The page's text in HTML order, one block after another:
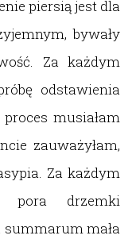
piersią jest dla
bywały
Za każdym
odstawienia
musiałam
zauważyłam,
Za każdym
pora drzemki
summarum mała